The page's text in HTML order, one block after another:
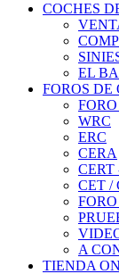
COCHES
EL
FOROS DE
WRC
ERC
CERA
CERT
CET /
A
TIENDA